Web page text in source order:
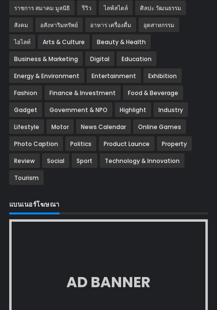
ราชการ สมาคม มูลนิธิ รีวิว ไลฟ์สไตล์ ศิลปะ วัฒนธรรม
สังคม อสังหาริมทรัพย์ อาหาร เครื่องดื่ม อุตสาหกรรม
ไฮไลท์ Arts & Culture Beauty & Health
Business & Marketing Digital Education
Energy & Environment Entertainment Exhibition
Fashion Finance & Investment Food & Beverage
Gadget Government & NPO Highlight Industry
Lifestyle Motor News Calendar Online Games
Photo Caption Politics Product Launce Property
Review Social Sport Technology & Innovation
Tourism
แบนเนอร์โฆษณา
AD BANNER